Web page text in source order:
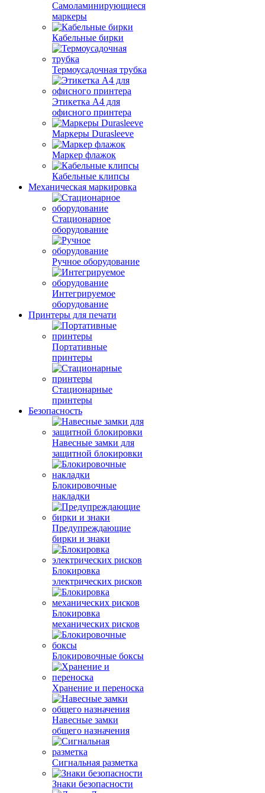
Самоламинирующиеся
маркеры
Кабельные бирки
Термоусадочная трубка
Этикетка А4 для
офисного принтера
Маркеры Durasleeve
Маркер флажок
Кабельные клипсы
Механическая маркировка
Стационарное
оборудование
Ручное оборудование
Интегрируемое
оборудование
Принтеры для печати
Портативные
принтеры
Стационарные
принтеры
Безопасность
Навесные замки для
защитной блокировки
Блокировочные
накладки
Предупреждающие
бирки и знаки
Блокировка
электрических рисков
Блокировка
механических рисков
Блокировочные боксы
Хранение и переноска
Навесные замки
общего назначения
Сигнальная разметка
Знаки безопасности